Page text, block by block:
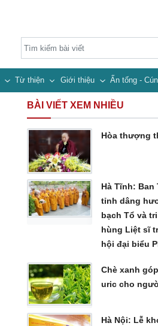
Từ thiện Giới thiệu Ấn tống -
BÀI VIẾT XEM NHIỀU
Hòa thượng
Hà Tĩnh: Ban
tỉnh dâng
bạch Tổ và
hùng Liệt sĩ
hội đại biểu
Chè xanh
uric cho
Hà Nội: Lễ